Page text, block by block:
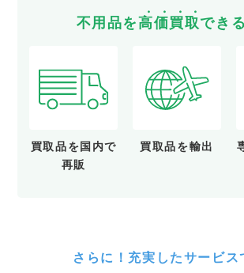
不用品を高価買取でき
買取品を国内で
再販
買取品を輸出
さらに！充実したサービス